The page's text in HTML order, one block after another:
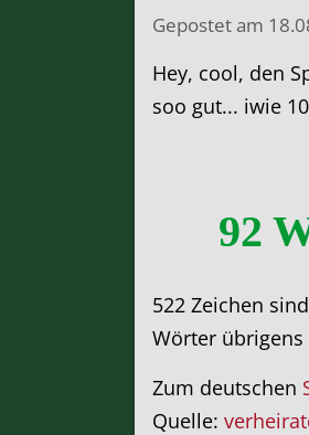
Gepostet am
Hey, cool, den
soo gut... iwie
92
522 Zeichen
Wörter
Zum deutschen
Quelle: